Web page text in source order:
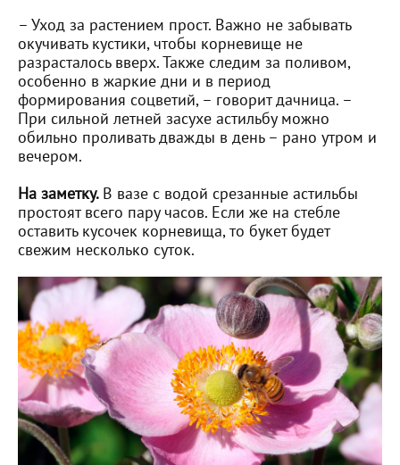
– Уход за растением прост. Важно не забывать
окучивать кустики, чтобы корневище не
разрасталось вверх. Также следим за поливом,
особенно в жаркие дни и в период
формирования соцветий, – говорит дачница. –
При сильной летней засухе астильбу можно
обильно проливать дважды в день – рано утром и
вечером.
На заметку. В вазе с водой срезанные астильбы
простоят всего пару часов. Если же на стебле
оставить кусочек корневища, то букет будет
свежим несколько суток.